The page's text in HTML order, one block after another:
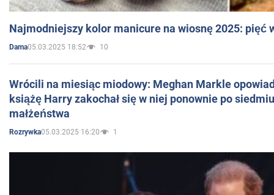
Najmodniejszy kolor manicure na wiosnę 2025: pięć
Dama05.03.2025 18:52 10
Wrócili na miesiąc miodowy: Meghan Markle
książę Harry zakochał się w niej ponownie po
małżeństwa
Rozrywka05.03.2025 16:20 1